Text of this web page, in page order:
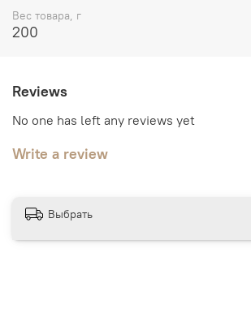
Вес товара, г
200
Reviews
No one has left any reviews yet
Write a review
Выбрать